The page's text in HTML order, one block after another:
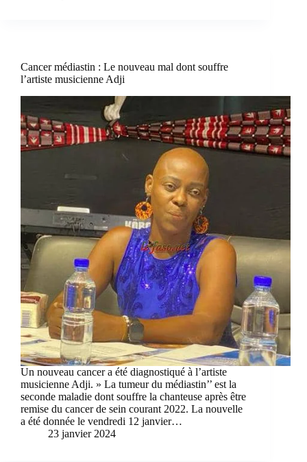
Cancer médiastin : Le nouveau mal dont souffre
l’artiste musicienne Adji
Un nouveau cancer a été diagnostiqué à l’artiste
musicienne Adji. » La tumeur du médiastin’’ est la
seconde maladie dont souffre la chanteuse après être
remise du cancer de sein courant 2022. La nouvelle
a été donnée le vendredi 12 janvier…
23 janvier 2024